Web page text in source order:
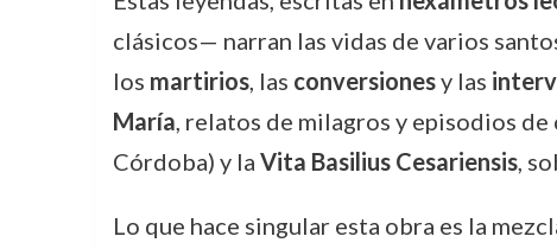
clásicos— narran las vidas de varios
los martirios, las conversionesy las
María, relatos de milagros y episodios de
Córdoba) y la Vita Basilius Cesariensis,
Lo que hace singular esta obra es la